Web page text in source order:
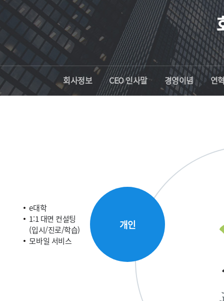
회사정보 CEO 인사말 경영이념 연
e대학
1:1 대면 컨설팅
(입시/진로/학습)
모바일 서비스
개인